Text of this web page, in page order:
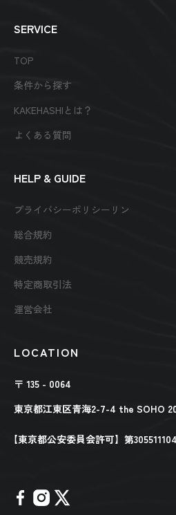
SERVICE
TOP
条件から探す
KAKEHASHIとは？
よくある質問
HELP & GUIDE
プライバシーポリシーリン
総合規約
競売規約
特定商取引法
運営会社
LOCATION
〒 135 - 0064
東京都江東区青海2-7-4 the SOHO
【東京都公安委員会許可】第